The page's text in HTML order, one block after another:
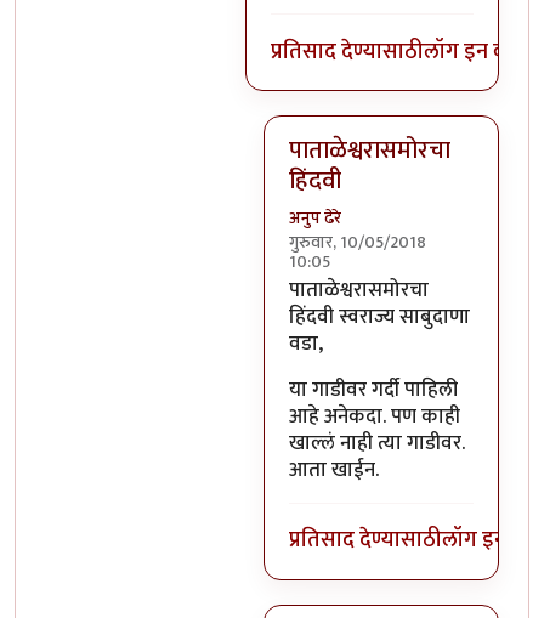
प्रतिसाद देण्यासाठीलॉग इन करा
पाताळेश्वरासमोरचा
हिंदवी
अनुप ढेरे
गुरुवार, 10/05/2018
10:05
In reply toभिलवडीला फक्त दूध
पाताळेश्वरासमोरचा
हिंदवी स्वराज्य साबुदाणा
वडा,
या गाडीवर गर्दी पाहिली
आहे अनेकदा. पण काही
खाल्लं नाही त्या गाडीवर.
आता खाईन.
प्रतिसाद देण्यासाठीलॉग इन करा